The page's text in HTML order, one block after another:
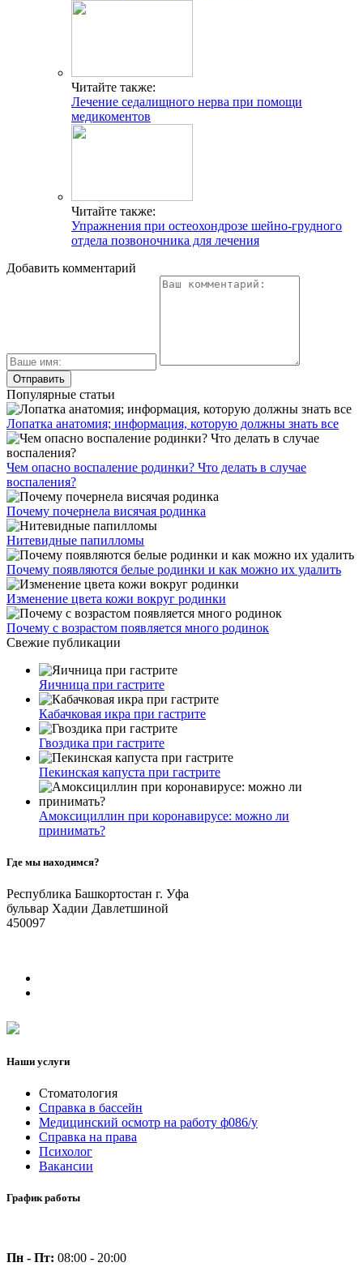
Читайте также:
Лечение седалищного нерва при помощи
медикоментов
Читайте также:
Упражнения при остеохондрозе шейно-грудного
отдела позвоночника для лечения
Добавить комментарий
Популярные статьи
Лопатка анатомия; информация, которую должны знать все
Чем опасно воспаление родинки? Что делать в случае
воспаления?
Почему почернела висячая родинка
Нитевидные папилломы
Почему появляются белые родинки и как можно их удалить
Изменение цвета кожи вокруг родинки
Почему с возрастом появляется много родинок
Свежие публикации
Яичница при гастрите
Кабачковая икра при гастрите
Гвоздика при гастрите
Пекинская капуста при гастрите
Амоксициллин при коронавирусе: можно ли
принимать?
Где мы находимся?
Республика Башкортостан г. Уфа
бульвар Хадии Давлетшиной
450097
Наши услуги
Стоматология
Справка в бассейн
Медицинский осмотр на работу ф086/у
Справка на права
Психолог
Вакансии
График работы
Пн - Пт: 08:00 - 20:00